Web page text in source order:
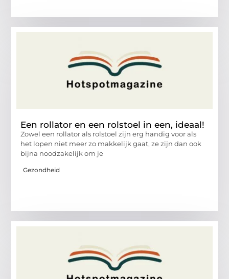
Een rollator en een rolstoel in een, ideaal!
Zowel een rollator als rolstoel zijn erg handig voor als
het lopen niet meer zo makkelijk gaat, ze zijn dan ook
bijna noodzakelijk om je
Gezondheid